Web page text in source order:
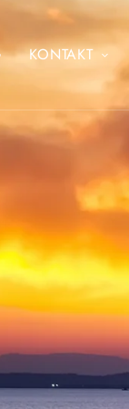
KONTAKT